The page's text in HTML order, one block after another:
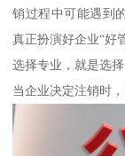
销过程中可能遇到
真正扮演好企业“好
选择专业，就是选
当企业决定注销时